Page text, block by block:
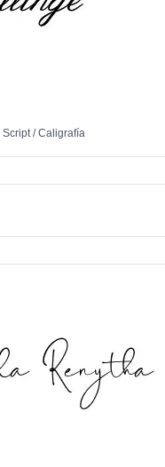
Script/Caligrafía